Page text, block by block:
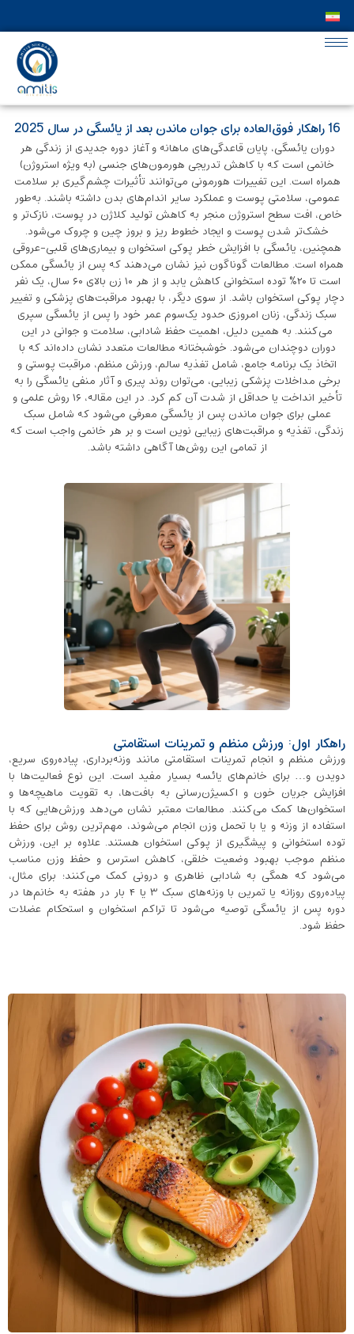
16 راهکار فوق‌العاده برای جوان ماندن بعد از یائسگی در سال 2025
دوران یائسگی، پایان قاعدگی‌های ماهانه و آغاز دوره‌ جدیدی از زندگی هر
خانمی است که با کاهش تدریجی هورمون‌های جنسی (به‌ ویژه استروژن)
همراه است. این تغییرات هورمونی می‌توانند تأثیرات چشم‌گیری بر سلامت
عمومی، سلامتی پوست و عملکرد سایر اندام‌های بدن داشته باشند. به‌طور
خاص، افت سطح استروژن منجر به کاهش تولید کلاژن در پوست، نازک‌تر و
خشک‌تر شدن پوست و ایجاد خطوط ریز و بروز چین ‌و چروک می‌شود.
همچنین، یائسگی با افزایش خطر پوکی استخوان و بیماری‌های قلبی-عروقی
همراه است. مطالعات گوناگون نیز نشان می‌دهند که پس از یائسگی ممکن
است تا ۲۰٪ توده‌ استخوانی کاهش یابد و از هر ۱۰ زن بالای ۶۰ سال، یک نفر
دچار پوکی استخوان باشد. از سوی دیگر، با بهبود مراقبت‌های پزشکی و تغییر
سبک زندگی، زنان امروزی حدود یک‌سوم عمر خود را پس از یائسگی سپری
می‌کنند. به همین دلیل، اهمیت حفظ شادابی، سلامت و جوانی در این
دوران دوچندان می‌شود. خوشبختانه مطالعات متعدد نشان داده‌اند که با
اتخاذ یک برنامه‌ جامع، شامل تغذیه‌ سالم، ورزش منظم، مراقبت پوستی و
برخی مداخلات پزشکی زیبایی، می‌توان روند پیری و آثار منفی یائسگی را به
تأخیر انداخت یا حداقل از شدت آن کم کرد. در این مقاله، ۱۶ روش علمی و
عملی برای جوان ماندن پس از یائسگی معرفی می‌شود که شامل سبک
زندگی، تغذیه و مراقبت‌های زیبایی نوین است و بر هر خانمی واجب است که
از تمامی این روش‌ها آگاهی داشته باشد.
راهکار اول: ورزش منظم و تمرینات استقامتی
ورزش منظم و انجام تمرینات استقامتی مانند وزنه‌برداری، پیاده‌روی سریع،
دویدن و… برای خانم‌های یائسه بسیار مفید است. این نوع فعالیت‌ها با
افزایش جریان خون و اکسیژن‌‌رسانی به بافت‌ها، به تقویت ماهیچه‌ها و
استخوان‌ها کمک می‌کنند. مطالعات معتبر نشان می‌دهد ورزش‌هایی که با
استفاده از وزنه و یا با تحمل وزن انجام می‌شوند، مهم‌ترین روش برای حفظ
توده‌ استخوانی و پیشگیری از پوکی استخوان هستند. علاوه بر این، ورزش
منظم موجب بهبود وضعیت خلقی، کاهش استرس و حفظ وزن مناسب
می‌شود که همگی به شادابی ظاهری و درونی کمک می‌کنند؛ برای مثال،
پیاده‌روی روزانه یا تمرین با وزنه‌های سبک ۳ یا ۴ بار در هفته به خانم‌ها در
دوره‌ پس از یائسگی توصیه می‌شود تا تراکم استخوان و استحکام عضلات
حفظ شود.